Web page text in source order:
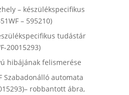
– készülékspecifikus
– 595210)
tudástár
20015293)
hibájának felismerése
Szabadonálló automata
robbantott ábra,